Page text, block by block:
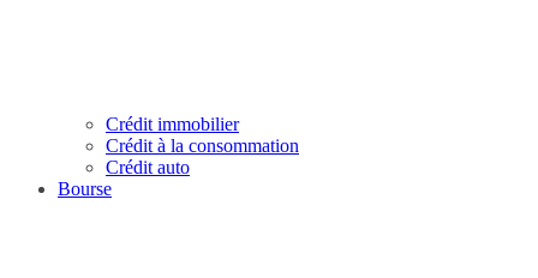
Crédit immobilier
Crédit à la consommation
Crédit auto
Bourse